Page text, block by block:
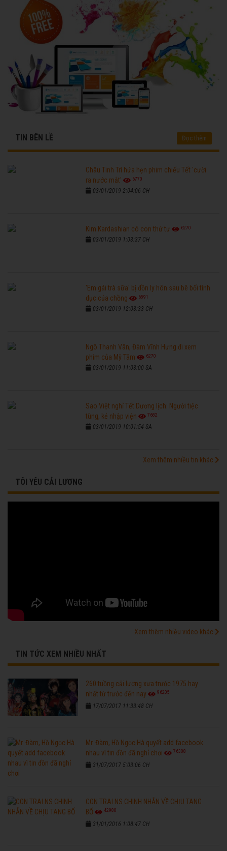
TIN BÊN LỀ Đọc thêm
Châu Tinh Trì hứa hẹn phim chiếu Tết 'cười
ra nước mắt'
6770
03/01/2019 2:04:06 CH
Kim Kardashian có con thứ tư 6270
03/01/2019 1:03:37 CH
'Em gái trà sữa' bị đồn ly hôn sau bê bối tình
dục của chồng
6591
03/01/2019 12:03:33 CH
Ngô Thanh Vân, Đàm Vĩnh Hưng đi xem
phim của Mỹ Tâm
6270
03/01/2019 11:03:00 SA
Sao Việt nghỉ Tết Dương lịch: Người tiệc
tùng, kẻ nhập viện
7682
03/01/2019 10:01:54 SA
Xem thêm nhiều tin khác
TÔI YÊU CẢI LƯƠNG
Xem thêm nhiều video khác
TIN TỨC XEM NHIỀU NHẤT
260 tuồng cải lương xưa trước 1975 hay
nhất từ trước đến nay
96205
17/07/2017 11:33:48 CH
Mr. Đàm, Hồ Ngọc Hà quyết add facebook
nhau vì tin đồn đã nghỉ chơi
76308
31/07/2017 5:03:06 CH
CON TRAI NS CHINH NHẪN VỀ CHỊU TANG
BỐ
42980
31/01/2016 1:08:47 CH